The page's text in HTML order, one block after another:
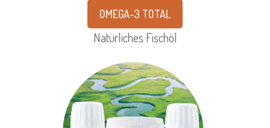
OMEGA-3 TOTAL
Natürliches Fischöl